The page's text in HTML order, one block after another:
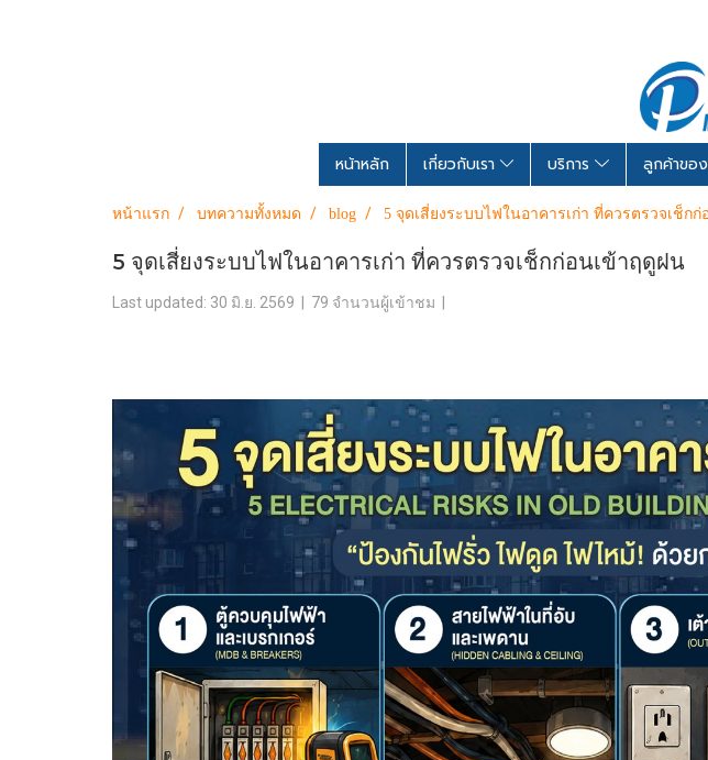
หน้าหลัก เกี่ยวกับเรา บริการ ลูกค้าของ
หน้าแรก บทความทั้งหมด blog 5 จุดเสี่ยงระบบไฟในอาคารเก่า ที่ควรตรวจเช็ก
5 จุดเสี่ยงระบบไฟในอาคารเก่า ที่ควรตรวจเช็กก่อนเข้าฤดูฝน
Last updated: 30 มิ.ย. 2569 | 79 จำนวนผู้เข้าชม |